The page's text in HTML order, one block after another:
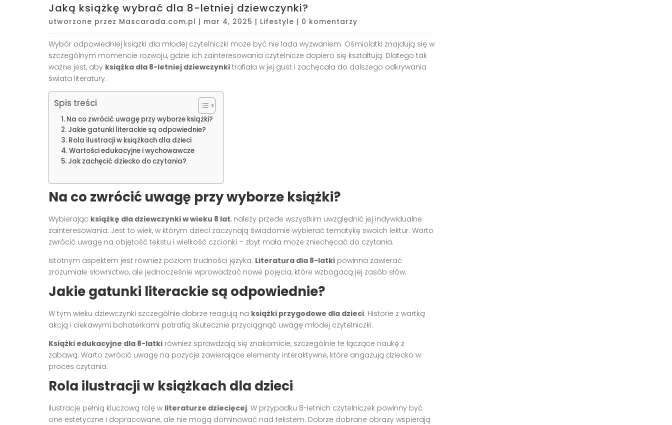
Jaką książkę wybrać dla 8-letniej dziewczynki?
utworzone przez Mascarada.com.pl | mar 4, 2025 | Lifestyle | 0 komentarzy
Wybór odpowiedniej książki dla młodej czytelniczki może być nie lada wyzwaniem. Ośmiolatki znajdują się w
szczególnym momencie rozwoju, gdzie ich zainteresowania czytelnicze dopiero się kształtują. Dlatego tak
ważne jest, aby książka dla 8-letniej dziewczynki trafiała w jej gust i zachęcała do dalszego odkrywania
świata literatury.
Spis treści
Na co zwrócić uwagę przy wyborze książki?
Jakie gatunki literackie są odpowiednie?
Rola ilustracji w książkach dla dzieci
Wartości edukacyjne i wychowawcze
Jak zachęcić dziecko do czytania?
Na co zwrócić uwagę przy wyborze książki?
Wybierając książkę dla dziewczynki w wieku 8 lat, należy przede wszystkim uwzględnić jej indywidualne
zainteresowania. Jest to wiek, w którym dzieci zaczynają świadomie wybierać tematykę swoich lektur. Warto
zwrócić uwagę na objętość tekstu i wielkość czcionki – zbyt mała może zniechęcać do czytania.
Istotnym aspektem jest również poziom trudności języka. Literatura dla 8-latki powinna zawierać
zrozumiałe słownictwo, ale jednocześnie wprowadzać nowe pojęcia, które wzbogacą jej zasób słów.
Jakie gatunki literackie są odpowiednie?
W tym wieku dziewczynki szczególnie dobrze reagują na książki przygodowe dla dzieci. Historie z wartką
akcją i ciekawymi bohaterkami potrafią skutecznie przyciągnąć uwagę młodej czytelniczki.
Książki edukacyjne dla 8-latki również sprawdzają się znakomicie, szczególnie te łączące naukę z
zabawą. Warto zwrócić uwagę na pozycje zawierające elementy interaktywne, które angażują dziecko w
proces czytania.
Rola ilustracji w książkach dla dzieci
Ilustracje pełnią kluczową rolę w literaturze dziecięcej. W przypadku 8-letnich czytelniczek powinny być
one estetyczne i dopracowane, ale nie mogą dominować nad tekstem. Dobrze dobrane obrazy wspierają